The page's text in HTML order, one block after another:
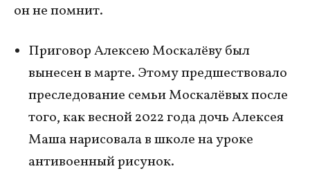
он не помнит.
Приговор Алексею Москалёву был
вынесен в марте. Этому предшествовало
преследование семьи Москалёвых после
того, как весной 2022 года дочь Алексея
Маша нарисовала в школе на уроке
антивоенный рисунок.